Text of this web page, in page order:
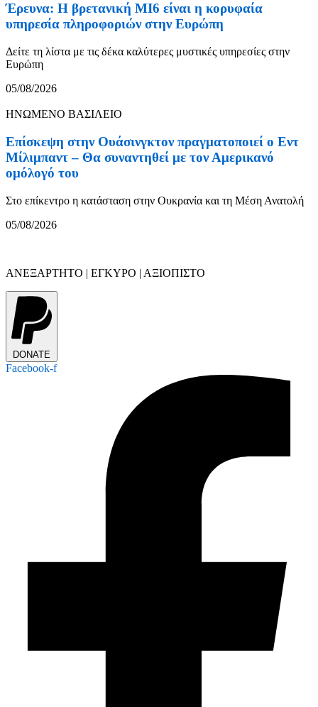
Έρευνα: Η βρετανική MI6 είναι η κορυφαία
υπηρεσία πληροφοριών στην Ευρώπη
Δείτε τη λίστα με τις δέκα καλύτερες μυστικές υπηρεσίες στην
Ευρώπη
05/08/2026
ΗΝΩΜΕΝΟ ΒΑΣΙΛΕΙΟ
Επίσκεψη στην Ουάσινγκτον πραγματοποιεί ο Εντ
Μίλιμπαντ – Θα συναντηθεί με τον Αμερικανό
ομόλογό του
Στο επίκεντρο η κατάσταση στην Ουκρανία και τη Μέση Ανατολή
05/08/2026
ΑΝΕΞΑΡΤΗΤΟ | ΕΓΚΥΡΟ | ΑΞΙΟΠΙΣΤΟ
DONATE
Facebook-f